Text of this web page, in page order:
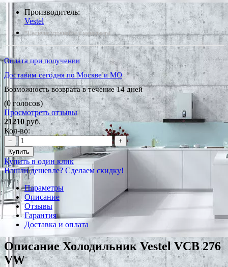
Производитель:
Vestel
*Наличие уточняйте у менеджера
Оплата при получении
Доставим сегодня по Москве и МО
Возможность возврата в течение 14 дней
(0 голосов)
Просмотреть отзывы
21210руб.
Кол-во:
−
+
Купить
Купить в один клик
Нашли дешевле? Сделаем скидку!
Параметры
Описание
Отзывы
Гарантия
Доставка и оплата
Описание Холодильник Vestel VCB 276
VW